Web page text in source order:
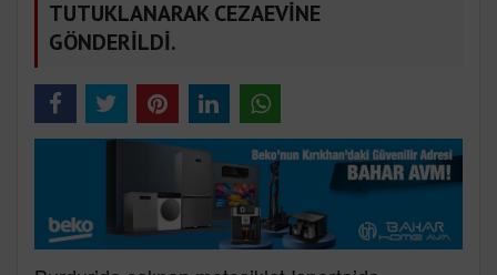
TUTUKLANARAK CEZAEVİNE
GÖNDERİLDİ.